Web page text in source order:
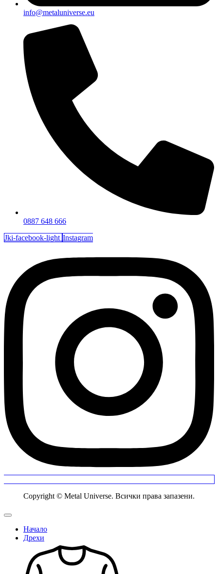
info@metaluniverse.eu
0887 648 666
Jki-facebook-light Instagram
Copyright © Metal Universe. Всички права запазени.
Начало
Дрехи